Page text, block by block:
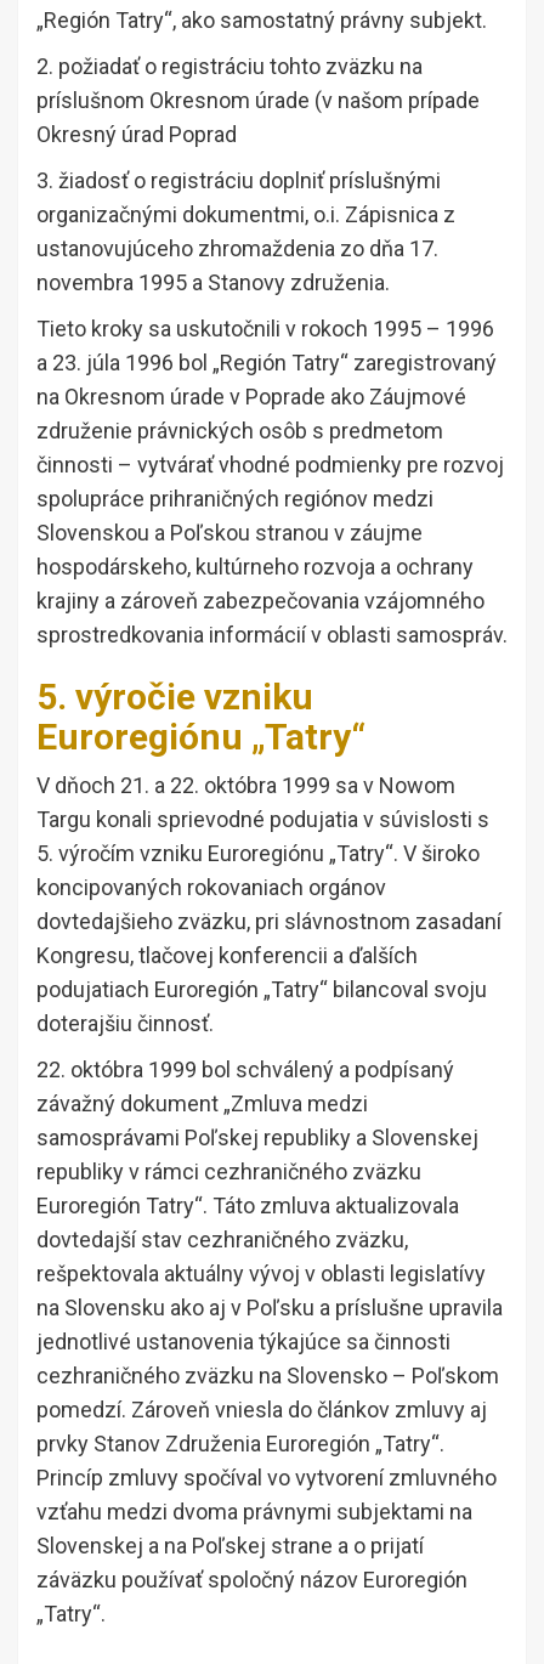
„Región Tatry“, ako samostatný právny subjekt.
2. požiadať o registráciu tohto zväzku na
príslušnom Okresnom úrade (v našom prípade
Okresný úrad Poprad
3. žiadosť o registráciu doplniť príslušnými
organizačnými dokumentmi, o.i. Zápisnica z
ustanovujúceho zhromaždenia zo dňa 17.
novembra 1995 a Stanovy združenia.
Tieto kroky sa uskutočnili v rokoch 1995 – 1996
a 23. júla 1996 bol „Región Tatry“ zaregistrovaný
na Okresnom úrade v Poprade ako Záujmové
združenie právnických osôb s predmetom
činnosti – vytvárať vhodné podmienky pre rozvoj
spolupráce prihraničných regiónov medzi
Slovenskou a Poľskou stranou v záujme
hospodárskeho, kultúrneho rozvoja a ochrany
krajiny a zároveň zabezpečovania vzájomného
sprostredkovania informácií v oblasti samospráv.
5. výročie vzniku
Euroregiónu „Tatry“
V dňoch 21. a 22. októbra 1999 sa v Nowom
Targu konali sprievodné podujatia v súvislosti s
5. výročím vzniku Euroregiónu „Tatry“. V široko
koncipovaných rokovaniach orgánov
dovtedajšieho zväzku, pri slávnostnom zasadaní
Kongresu, tlačovej konferencii a ďalších
podujatiach Euroregión „Tatry“ bilancoval svoju
doterajšiu činnosť.
22. októbra 1999 bol schválený a podpísaný
závažný dokument „Zmluva medzi
samosprávami Poľskej republiky a Slovenskej
republiky v rámci cezhraničného zväzku
Euroregión Tatry“. Táto zmluva aktualizovala
dovtedajší stav cezhraničného zväzku,
rešpektovala aktuálny vývoj v oblasti legislatívy
na Slovensku ako aj v Poľsku a príslušne upravila
jednotlivé ustanovenia týkajúce sa činnosti
cezhraničného zväzku na Slovensko – Poľskom
pomedzí. Zároveň vniesla do článkov zmluvy aj
prvky Stanov Združenia Euroregión „Tatry“.
Princíp zmluvy spočíval vo vytvorení zmluvného
vzťahu medzi dvoma právnymi subjektami na
Slovenskej a na Poľskej strane a o prijatí
záväzku používať spoločný názov Euroregión
„Tatry“.